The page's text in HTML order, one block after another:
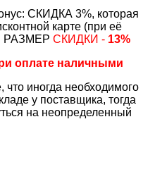
СКИДКА 3%, которая
карте (при её
РАЗМЕР СКИДКИ - 13%
оплате наличными
иногда необходимого
у поставщика, тогда
на неопределенный